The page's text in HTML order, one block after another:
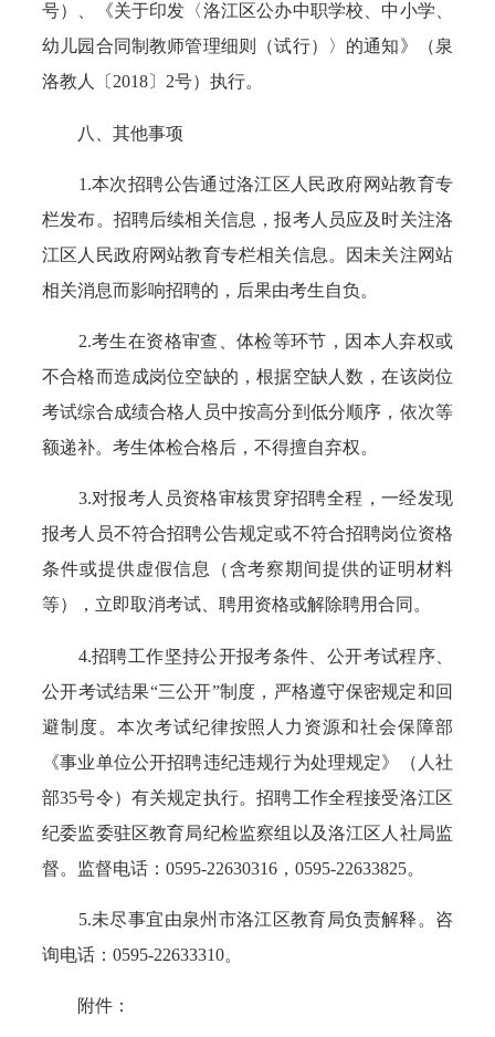
号）、《关于印发〈洛江区公办中职学校、中小学、
幼儿园合同制教师管理细则（试行）〉的通知》（泉
洛教人〔2018〕2号）执行。
八、其他事项
1.本次招聘公告通过洛江区人民政府网站教育专
栏发布。招聘后续相关信息，报考人员应及时关注洛
江区人民政府网站教育专栏相关信息。因未关注网站
相关消息而影响招聘的，后果由考生自负。
2.考生在资格审查、体检等环节，因本人弃权或
不合格而造成岗位空缺的，根据空缺人数，在该岗位
考试综合成绩合格人员中按高分到低分顺序，依次等
额递补。考生体检合格后，不得擅自弃权。
3.对报考人员资格审核贯穿招聘全程，一经发现
报考人员不符合招聘公告规定或不符合招聘岗位资格
条件或提供虚假信息（含考察期间提供的证明材料
等），立即取消考试、聘用资格或解除聘用合同。
4.招聘工作坚持公开报考条件、公开考试程序、
公开考试结果“三公开”制度，严格遵守保密规定和回
避制度。本次考试纪律按照人力资源和社会保障部
《事业单位公开招聘违纪违规行为处理规定》（人社
部35号令）有关规定执行。招聘工作全程接受洛江区
纪委监委驻区教育局纪检监察组以及洛江区人社局监
督。监督电话：0595-22630316，0595-22633825。
5.未尽事宜由泉州市洛江区教育局负责解释。咨
询电话：0595-22633310。
附件：